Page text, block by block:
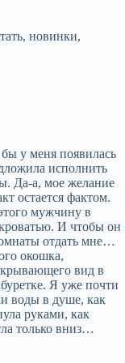
новинки,
у меня появилась
исполнить
Да-а, мое желание
остается фактом.
мужчину в
И чтобы он
отдать мне…
окошка,
вид в
Я уже почти
воды в душе, как
руками, как
только вниз…